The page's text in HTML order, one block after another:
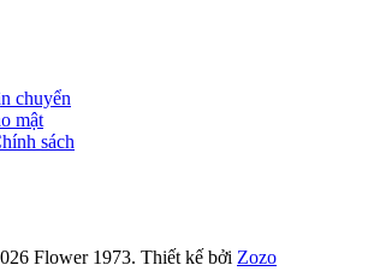
chuyển
mật
sách
Flower 1973. Thiết kế bởi Zozo